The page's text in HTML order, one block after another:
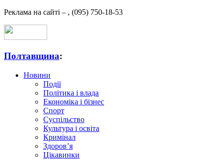
Реклама на сайті – , (095) 750-18-53
Полтавщина:
Новини
Події
Політика і влада
Економіка і бізнес
Спорт
Суспільство
Культура і освіта
Кримінал
Здоров’я
Цікавинки